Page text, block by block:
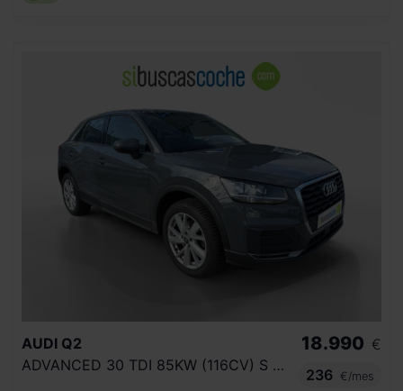
AUDI Q2
ADVANCED 30 TDI 85KW (116CV) S TRONIC
18.990 €
236
€/mes